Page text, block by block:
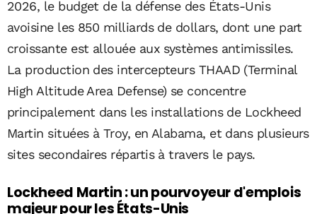
2026, le budget de la défense des États-Unis
avoisine les 850 milliards de dollars, dont une part
croissante est allouée aux systèmes antimissiles.
La production des intercepteurs THAAD (Terminal
High Altitude Area Defense) se concentre
principalement dans les installations de Lockheed
Martin situées à Troy, en Alabama, et dans plusieurs
sites secondaires répartis à travers le pays.
Lockheed Martin : un pourvoyeur d'emplois
majeur pour les États-Unis